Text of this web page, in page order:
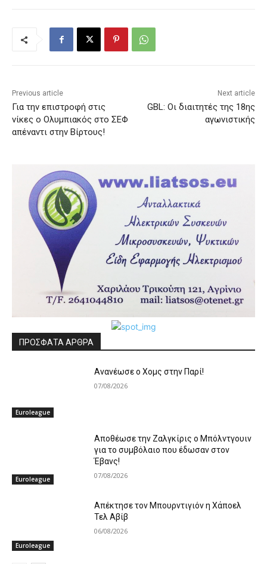
Previous article
Για την επιστροφή στις
νίκες ο Ολυμπιακός στο ΣΕΦ
απέναντι στην Βίρτους!
Next article
GBL: Οι διαιτητές της 18ης
αγωνιστικής
ΠΡΟΣΦΑΤΑ ΑΡΘΡΑ
Euroleague
Ανανέωσε ο Χομς στην Παρί!
07/08/2026
Euroleague
Aποθέωσε την Ζαλγκίρις ο Μπόλντγουιν
για το συμβόλαιο που έδωσαν στον
Έβανς!
07/08/2026
Euroleague
Απέκτησε τον Μπουρντιγιόν η Χάποελ
Τελ Αβίβ
06/08/2026